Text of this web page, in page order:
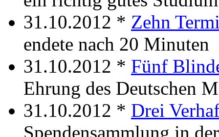
31.10.2012 * Zehn
endete nach 20 Minuten
31.10.2012 * Fünf
Ehrung des Deutschen
31.10.2012 * Drei
Spendensammlung in